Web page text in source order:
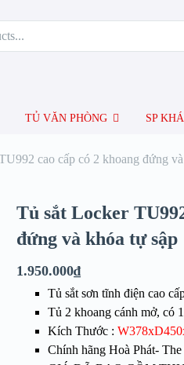
TỦ VĂN PHÒNG SP
cao cấp có 2 khoang đứng
Tủ sắt Locker
đứng và khóa tự sập
1.950.000₫
Tủ sắt sơn tĩnh điện cao
Tủ 2 khoang cánh mở, có
Kích Thước :
Chính hãng Hoà Phát-